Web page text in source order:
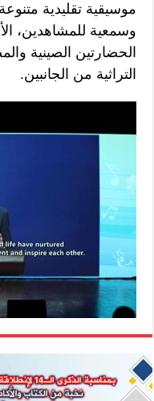
موسيقية تقليدية
وسمعية للمشاهدين،
الحضارتين الصينية
التراثية من الجانبين.